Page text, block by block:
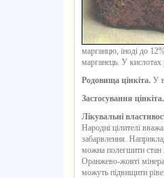
марганцю, іноді до
марганець. У кислотах
Родовища цінкіта. У
Застосування
Лікувальні
Народні цілителі
забарвлення.
можна полегшити стан
Оранжево-жовті
можуть підвищити